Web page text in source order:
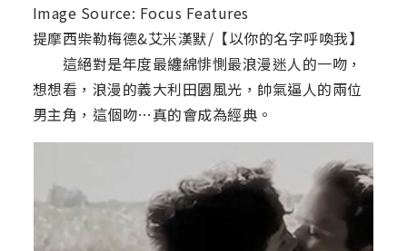
Image Source: Focus Features
提摩西柴勒梅德&艾米漢默/【以你的名字呼喚我】
這絕對是年度最纏綿悱惻最浪漫迷人的一吻，
想想看，浪漫的義大利田園風光，帥氣逼人的兩位
男主角，這個吻…真的會成為經典。